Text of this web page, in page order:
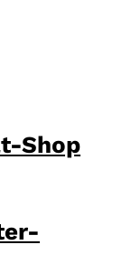
Shop